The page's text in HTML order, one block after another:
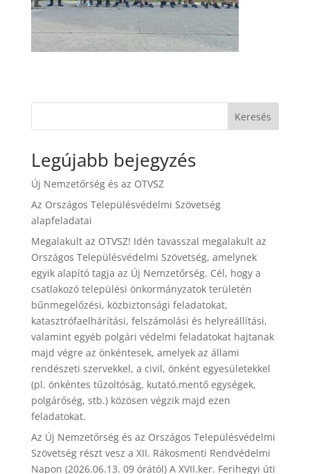
Keresés
Legújabb bejegyzés
Új Nemzetőrség és az OTVSZ
Az Országos Településvédelmi Szövetség
alapfeladatai
Megalakult az OTVSZ! Idén tavasszal megalakult az
Országos Településvédelmi Szövetség, amelynek
egyik alapító tagja az Új Nemzetőrség. Cél, hogy a
csatlakozó települési önkormányzatok területén
bűnmegelőzési, közbiztonsági feladatokat,
katasztrófaelhárítási, felszámolási és helyreállítási,
valamint egyéb polgári védelmi feladatokat hajtanak
majd végre az önkéntesek, amelyek az állami
rendészeti szervekkel, a civil, önként egyesületekkel
(pl. önkéntes tűzoltóság, kutató.mentő egységek,
polgárőség, stb.) közösen végzik majd ezen
feladatokat.
Az Új Nemzetőrség és az Országos Településvédelmi
Szövetség részt vesz a XII. Rákosmenti Rendvédelmi
Napon (2026.06.13. 09 órától) A XVII.ker. Ferihegyi úti